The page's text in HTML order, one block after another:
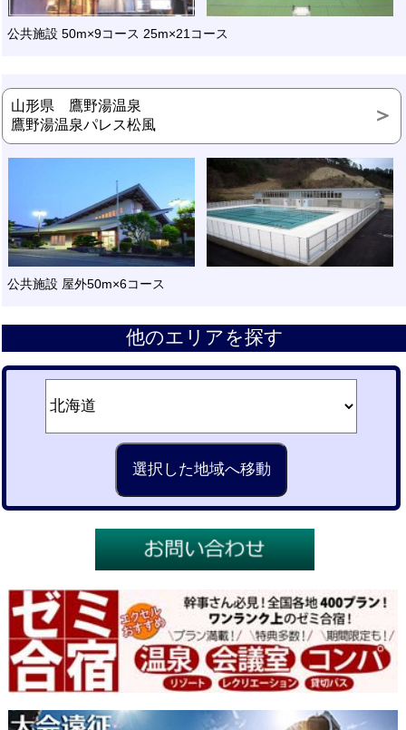
公共施設 50m×9コース 25m×21コース
山形県 鷹野湯温泉
鷹野湯温泉パレス松風
公共施設 屋外50m×6コース
他のエリアを探す